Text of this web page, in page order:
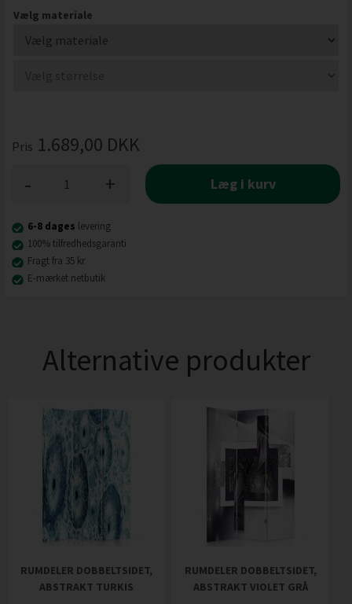
Vælg materiale
Pris 1.689,00 DKK
+
- Læg i kurv
6-8 dages levering
100% tilfredhedsgaranti
Fragt fra 35 kr
E-mærket netbutik
Alternative produkter
RUMDELER DOBBELTSIDET,
ABSTRAKT TURKIS
RUMDELER DOBBELTSIDET,
ABSTRAKT VIOLET GRÅ